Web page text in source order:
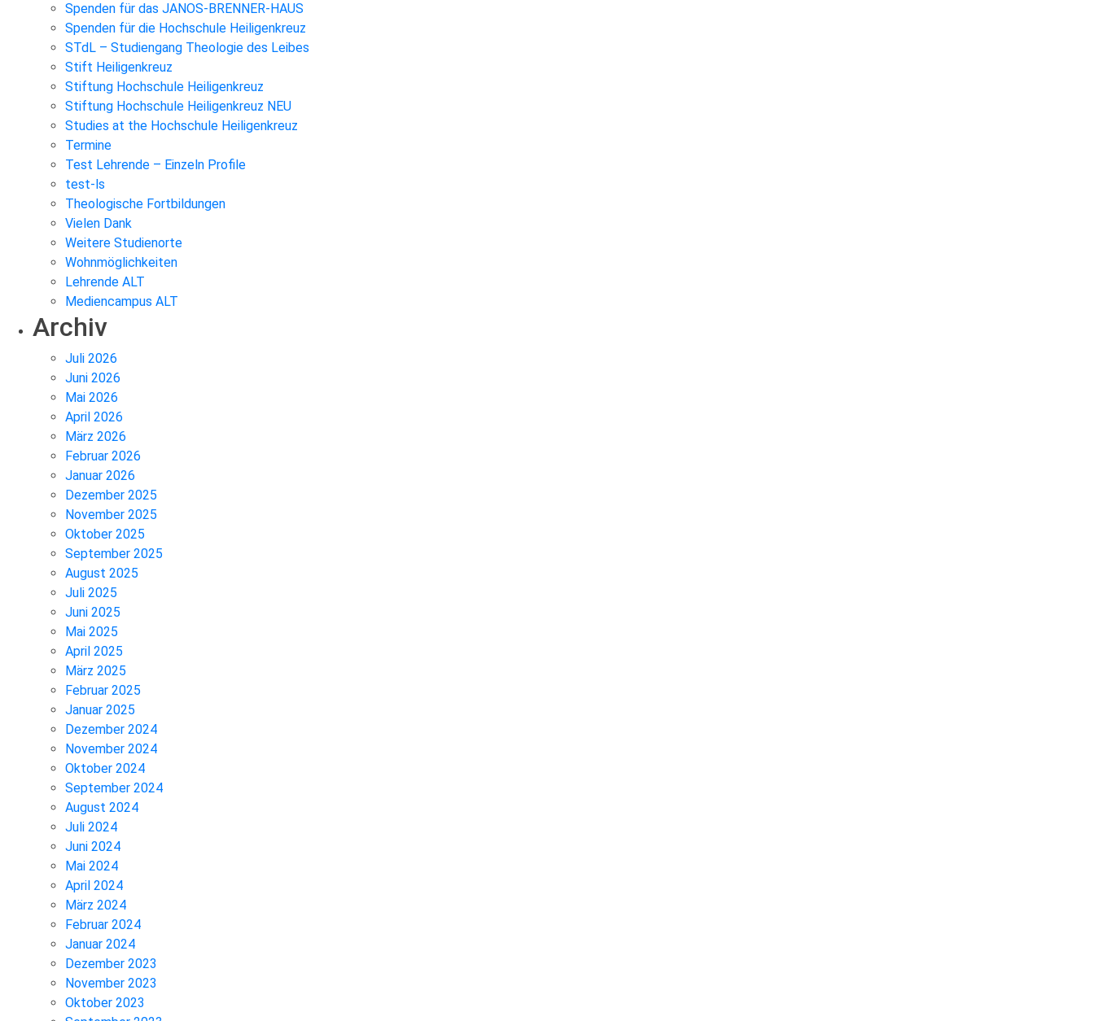
Spenden für das JANOS-BRENNER-HAUS
Spenden für die Hochschule Heiligenkreuz
STdL – Studiengang Theologie des Leibes
Stift Heiligenkreuz
Stiftung Hochschule Heiligenkreuz
Stiftung Hochschule Heiligenkreuz NEU
Studies at the Hochschule Heiligenkreuz
Termine
Test Lehrende – Einzeln Profile
test-ls
Theologische Fortbildungen
Vielen Dank
Weitere Studienorte
Wohnmöglichkeiten
Lehrende ALT
Mediencampus ALT
Archiv
Juli 2026
Juni 2026
Mai 2026
April 2026
März 2026
Februar 2026
Januar 2026
Dezember 2025
November 2025
Oktober 2025
September 2025
August 2025
Juli 2025
Juni 2025
Mai 2025
April 2025
März 2025
Februar 2025
Januar 2025
Dezember 2024
November 2024
Oktober 2024
September 2024
August 2024
Juli 2024
Juni 2024
Mai 2024
April 2024
März 2024
Februar 2024
Januar 2024
Dezember 2023
November 2023
Oktober 2023